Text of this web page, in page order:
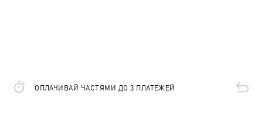
ОПЛАЧИВАЙ ЧАСТЯМИ ДО 3 ПЛАТЕЖЕЙ